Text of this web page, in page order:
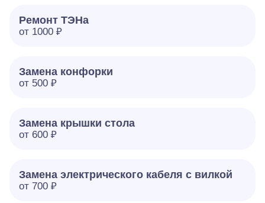
Ремонт ТЭНа
от 1000 ₽
Замена конфорки
от 500 ₽
Замена крышки стола
от 600 ₽
Замена электрического кабеля с вилкой
от 700 ₽